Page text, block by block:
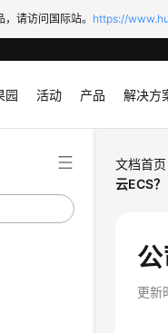
请访问国际站。 https://
园 活动 产品 解决方
文档首页
云ECS？
更新